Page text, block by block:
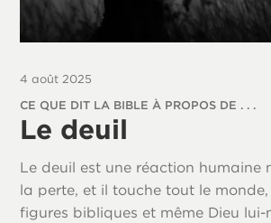
4 août 2025
CE QUE DIT LA BIBLE À PROPOS DE . . .
Le deuil
Le deuil est une réaction humaine
la perte, et il touche tout le
figures bibliques et même Dieu lui-